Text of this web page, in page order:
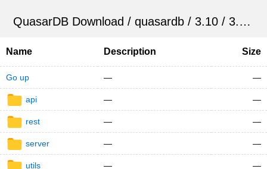
QuasarDB Download /quasardb / 3.10 / 3.10.0
Name Description Size
Go up — —
api — —
rest — —
server — —
utils — —